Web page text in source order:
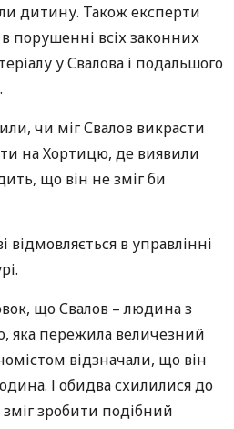
дитину. Також експерти
порушенні всіх законних
у Свалова і подальшого
чи міг Свалов викрасти
на Хортицю, де виявили
що він не зміг би
відмовляється в управлінні
що Свалов – людина з
яка пережила величезний
відзначали, що він
І обидва схилилися до
зробити подібний